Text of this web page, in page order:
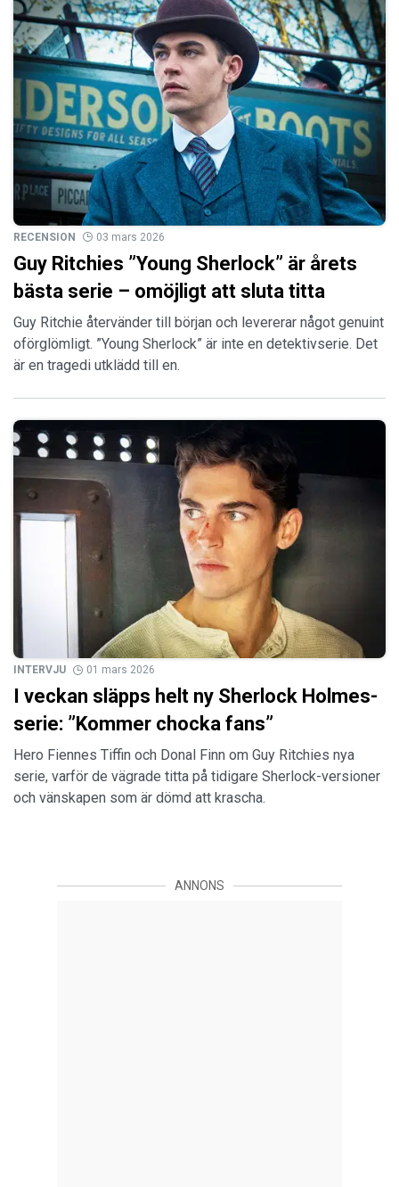
RECENSION 03 mars 2026
Guy Ritchies ”Young Sherlock” är årets
bästa serie – omöjligt att sluta titta
Guy Ritchie återvänder till början och levererar något genuint
oförglömligt. ”Young Sherlock” är inte en detektivserie. Det
är en tragedi utklädd till en.
INTERVJU 01 mars 2026
I veckan släpps helt ny Sherlock Holmes-
serie: ”Kommer chocka fans”
Hero Fiennes Tiffin och Donal Finn om Guy Ritchies nya
serie, varför de vägrade titta på tidigare Sherlock-versioner
och vänskapen som är dömd att krascha.
ANNONS